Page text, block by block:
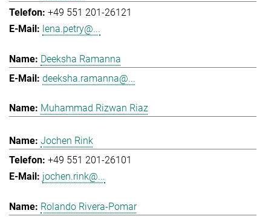
+49 551 201-26121
lena.petry@...
Deeksha Ramanna
deeksha.ramanna@...
Muhammad Rizwan Riaz
Jochen Rink
+49 551 201-26101
jochen.rink@...
Rolando Rivera-Pomar